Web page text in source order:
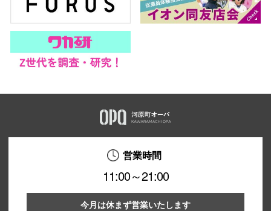
営業時間
11:00～21:00
今月は休まず営業いたします